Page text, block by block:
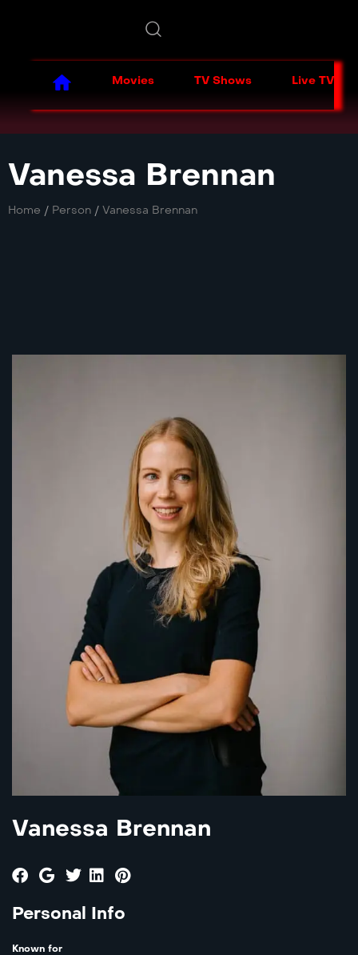
Movies TV Shows Live TV
Vanessa Brennan
Home / Person / Vanessa Brennan
Vanessa Brennan
Personal Info
Known for